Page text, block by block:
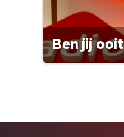
Ben jij